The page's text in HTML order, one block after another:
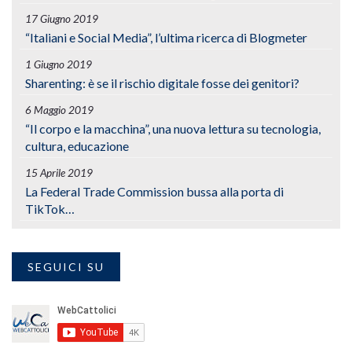
17 Giugno 2019
“Italiani e Social Media”, l’ultima ricerca di Blogmeter
1 Giugno 2019
Sharenting: è se il rischio digitale fosse dei genitori?
6 Maggio 2019
“Il corpo e la macchina”, una nuova lettura su tecnologia,
cultura, educazione
15 Aprile 2019
La Federal Trade Commission bussa alla porta di
TikTok…
SEGUICI SU